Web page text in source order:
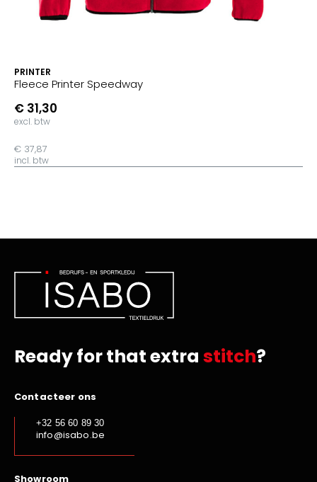
PRINTER
Fleece Printer Speedway
€ 31,30
excl. btw
€ 37,87
incl. btw
Ready for that extra stitch?
Contacteer ons
+32 56 60 89 30
info@isabo.be
Showroom